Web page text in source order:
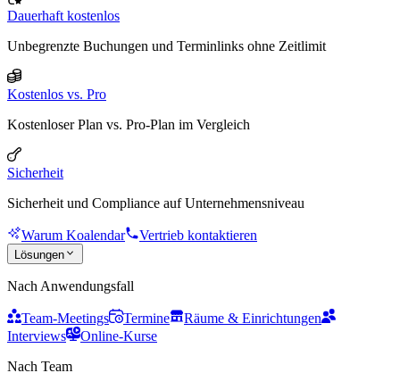
Dauerhaft kostenlos
Unbegrenzte Buchungen und Terminlinks ohne Zeitlimit
Kostenlos vs. Pro
Kostenloser Plan vs. Pro-Plan im Vergleich
Sicherheit
Sicherheit und Compliance auf Unternehmensniveau
Warum Koalendar Vertrieb kontaktieren
Lösungen
Nach Anwendungsfall
Team-Meetings Termine
Räume & Einrichtungen
Interviews
Online-Kurse
Nach Team